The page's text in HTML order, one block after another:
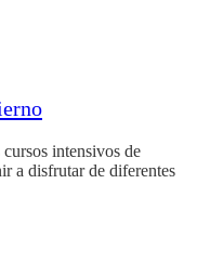
intensivos de
a disfrutar de diferentes